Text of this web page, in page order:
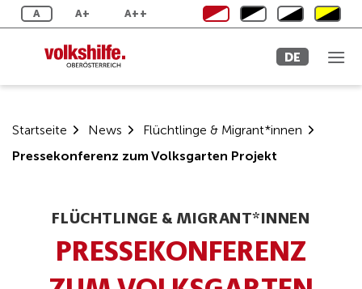
Zum
Inhalt
A A+ A++
DE
Startseite News
Flüchtlinge & Migrant*innen
Pressekonferenz zum Volksgarten Projekt
FLÜCHTLINGE & MIGRANT*INNEN
PRESSEKONFERENZ